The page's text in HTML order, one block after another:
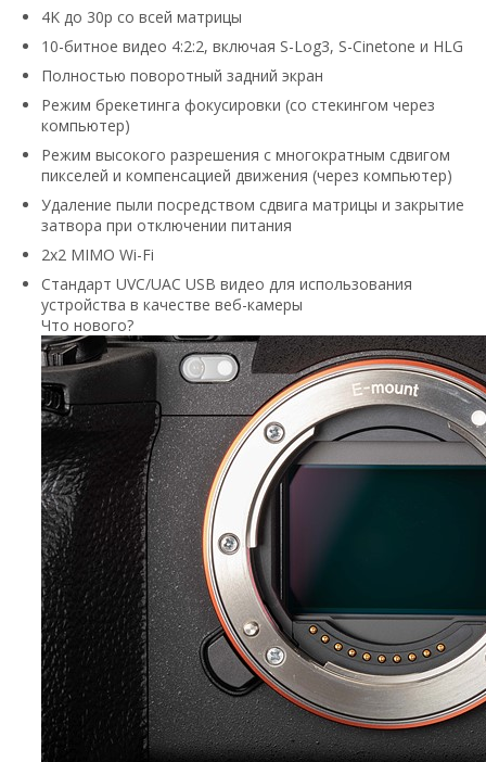
4K до 30p со всей матрицы
10-битное видео 4:2:2, включая S-Log3, S-Cinetone и HLG
Полностью поворотный задний экран
Режим брекетинга фокусировки (со стекингом через
компьютер)
Режим высокого разрешения с многократным сдвигом
пикселей и компенсацией движения (через компьютер)
Удаление пыли посредством сдвига матрицы и закрытие
затвора при отключении питания
2x2 MIMO Wi-Fi
Стандарт UVC/UAC USB видео для использования
устройства в качестве веб-камеры
Что нового?